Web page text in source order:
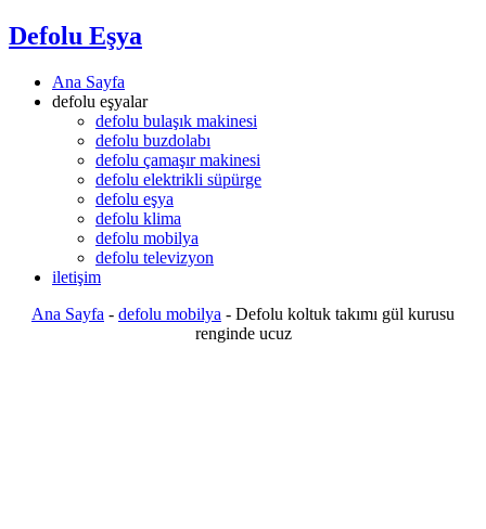
Defolu Eşya
Ana Sayfa
defolu eşyalar
defolu bulaşık makinesi
defolu buzdolabı
defolu çamaşır makinesi
defolu elektrikli süpürge
defolu eşya
defolu klima
defolu mobilya
defolu televizyon
iletişim
Ana Sayfa - defolu mobilya - Defolu koltuk takımı gül kurusu
renginde ucuz